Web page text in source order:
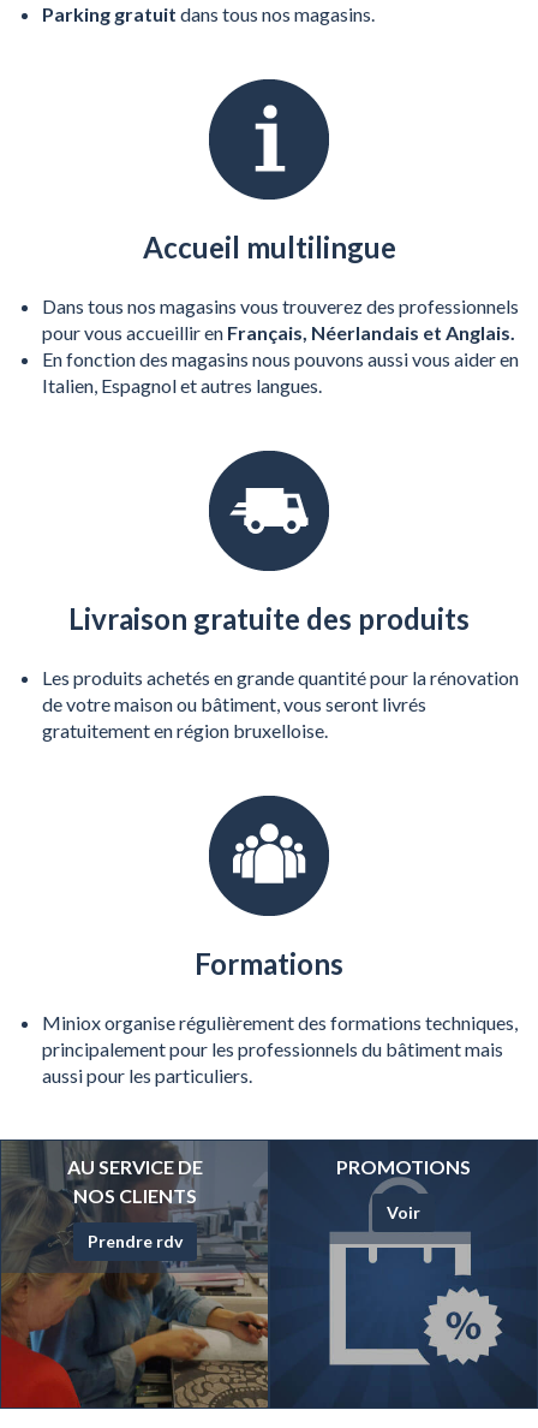
Parking gratuit dans tous nos magasins.
Accueil multilingue
Dans tous nos magasins vous trouverez des professionnels
pour vous accueillir en Français, Néerlandais et Anglais.
En fonction des magasins nous pouvons aussi vous aider en
Italien, Espagnol et autres langues.
Livraison gratuite des produits
Les produits achetés en grande quantité pour la rénovation
de votre maison ou bâtiment, vous seront livrés
gratuitement en région bruxelloise.
Formations
Miniox organise régulièrement des formations techniques,
principalement pour les professionnels du bâtiment mais
aussi pour les particuliers.
AU SERVICE DE
NOS CLIENTS
Prendre rdv
PROMOTIONS
Voir